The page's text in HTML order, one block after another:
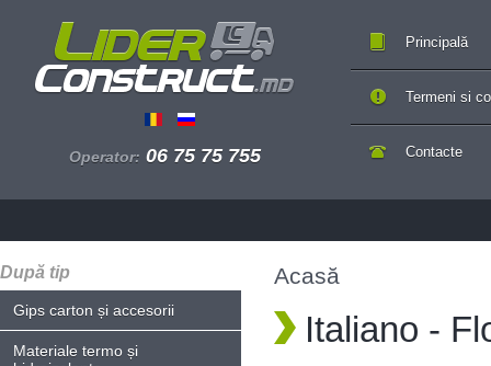
Operator: 06 75 75 755
Principală
Contacte
Termeni si
După tip
Gips carton și accesorii
Materiale termo și
Acasă
Italiano -